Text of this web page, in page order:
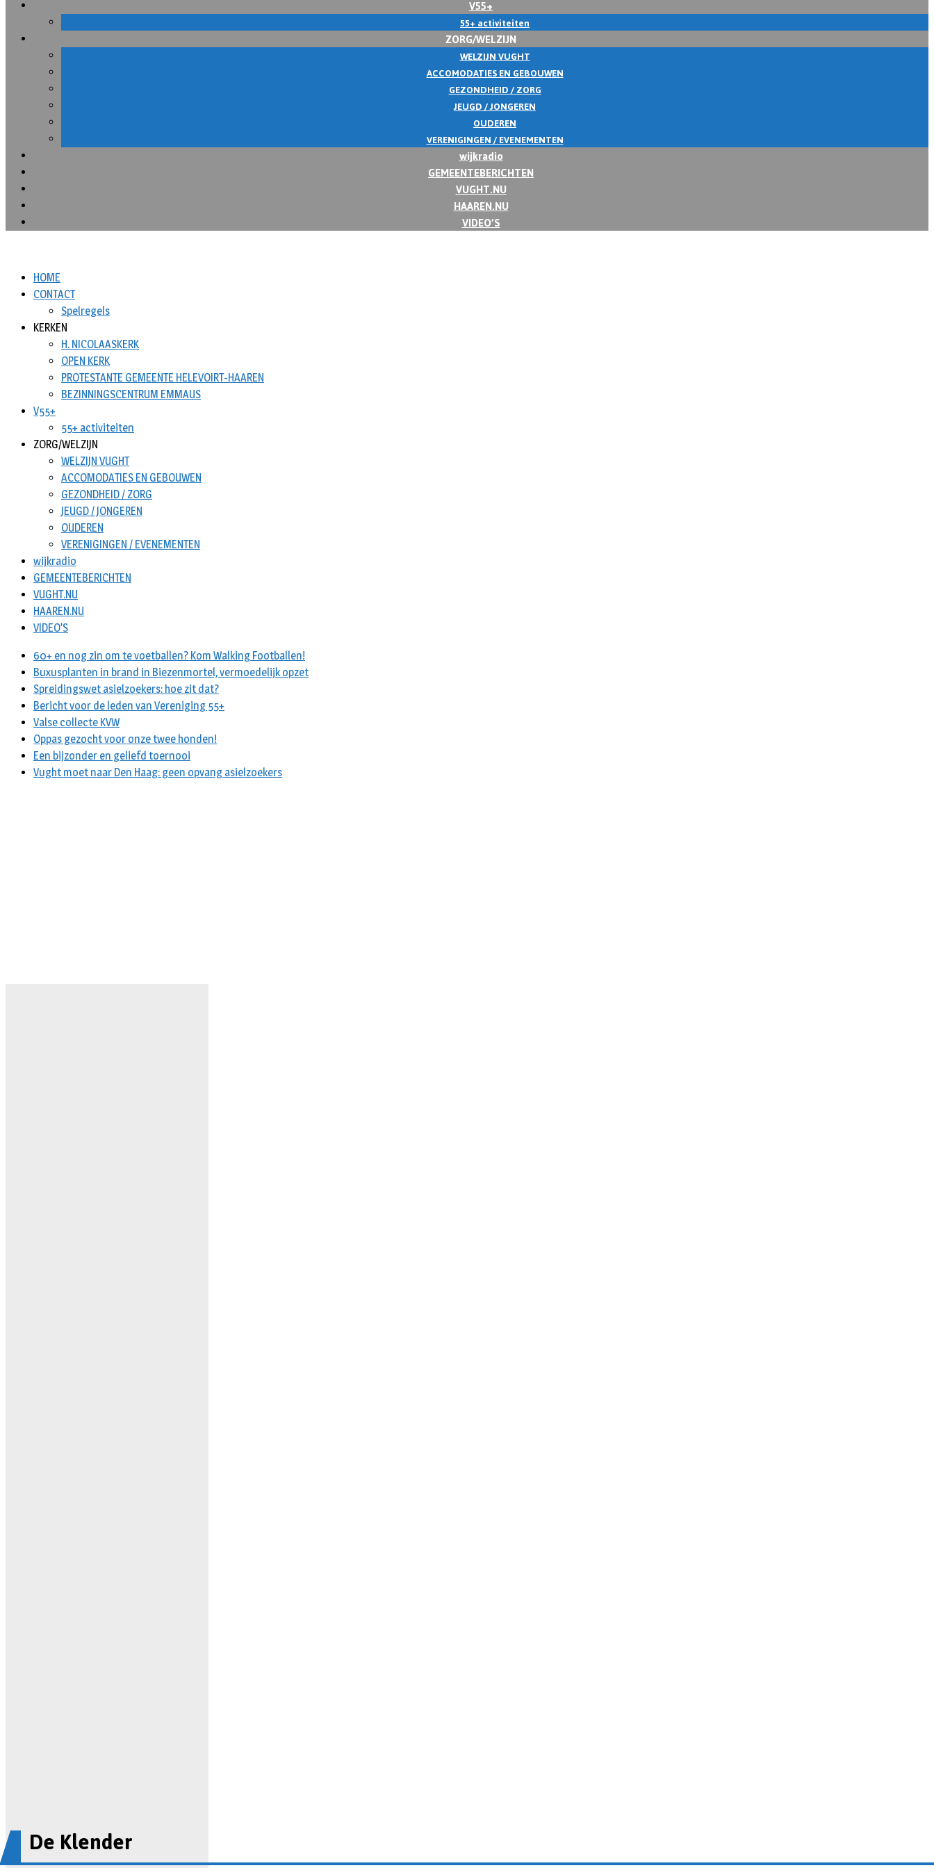
V55+
55+ activiteiten
ZORG/WELZIJN
WELZIJN VUGHT
ACCOMODATIES EN GEBOUWEN
GEZONDHEID / ZORG
JEUGD / JONGEREN
OUDEREN
VERENIGINGEN / EVENEMENTEN
wijkradio
GEMEENTEBERICHTEN
VUGHT.NU
HAAREN.NU
VIDEO’S
HOME
CONTACT
Spelregels
KERKEN
H. NICOLAASKERK
OPEN KERK
PROTESTANTE GEMEENTE HELEVOIRT-HAAREN
BEZINNINGSCENTRUM EMMAUS
V55+
55+ activiteiten
ZORG/WELZIJN
WELZIJN VUGHT
ACCOMODATIES EN GEBOUWEN
GEZONDHEID / ZORG
JEUGD / JONGEREN
OUDEREN
VERENIGINGEN / EVENEMENTEN
wijkradio
GEMEENTEBERICHTEN
VUGHT.NU
HAAREN.NU
VIDEO’S
60+ en nog zin om te voetballen? Kom Walking Footballen!
Buxusplanten in brand in Biezenmortel, vermoedelijk opzet
Spreidingswet asielzoekers: hoe zit dat?
Bericht voor de leden van Vereniging 55+
Valse collecte KVW
Oppas gezocht voor onze twee honden!
Een bijzonder en geliefd toernooi
Vught moet naar Den Haag: geen opvang asielzoekers
De Klender